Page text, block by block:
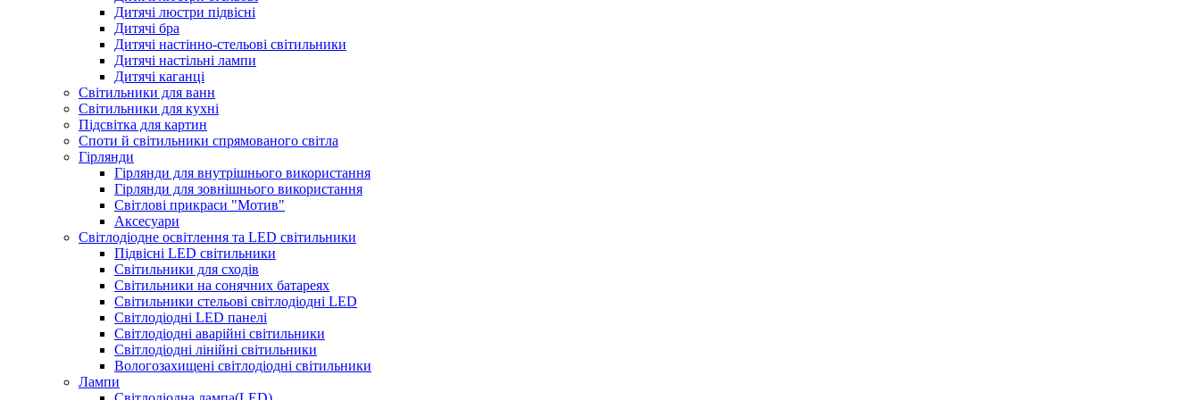
Дитячі люстри підвісні
Дитячі бра
Дитячі настінно-стельові світильники
Дитячі настільні лампи
Дитячі каганці
Світильники для ванн
Світильники для кухні
Підсвітка для картин
Споти й світильники спрямованого світла
Гірлянди
Гірлянди для внутрішнього використання
Гірлянди для зовнішнього використання
Світлові прикраси "Мотив"
Аксесуари
Світлодіодне освітлення та LED світильники
Підвісні LED світильники
Світильники для сходів
Світильники на сонячних батареях
Світильники стельові світлодіодні LED
Світлодіодні LED панелі
Світлодіодні аварійні світильники
Світлодіодні лінійні світильники
Вологозахищені світлодіодні світильники
Лампи